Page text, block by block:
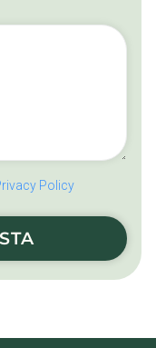
Policy